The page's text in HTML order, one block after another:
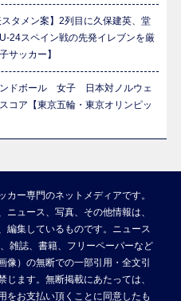
スタメン案】2列目に久保建英、堂
24スペイン戦の先発イレブンを厳
サッカー】
ンドボール 女子 日本対ノルウェ
コア【東京五輪・東京オリンピッ
カー専門のネットメディアです。
ュース、写真、その他情報は、
編集しているものです。ニュース
雑誌、書籍、フリーペーパーなど
）の無断での一部引用・全文引
ます。無断掲載にあたっては、
をお支払い頂くことに同意したも